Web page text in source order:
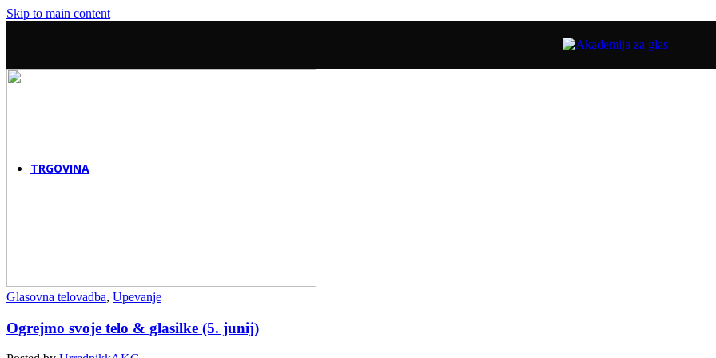
Skip to main contentOnline šola petja
TRGOVINA
Glasovna telovadba, Upevanje
Ogrejmo svoje telo & glasilke (5. junij)